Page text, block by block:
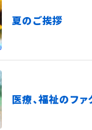
夏のご挨拶
医療、福祉のファ